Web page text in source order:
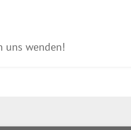
uns wenden!